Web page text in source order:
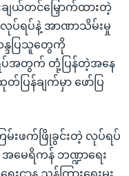
ချယ်တင်မြှောက်ထားတဲ့
ပ်ရပ်နဲ့ အာဏာသိမ်းမှု
န္ဒပြသူတွေကို
အတွက် တုံ့ပြန်တဲ့အနေ
ပြန်ချက်မှာ ဖော်ပြ
ြမ်းဖက်ဖြိုခွင်းတဲ့ လုပ်ရပ်
မေရိကန် ဘဏ္ဍာရေး
းဌာန ညွှန်ကြားရေးမှူး